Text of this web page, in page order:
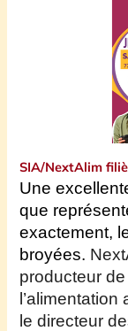
SIA/NextAlim
Une
que
exactement,
broyées.
producteur
l’alimentation
le directeur